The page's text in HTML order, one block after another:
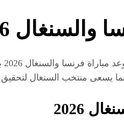
العالم والقنوات الناقلة
يسعى منتخب السنغال لتحقيق
2026